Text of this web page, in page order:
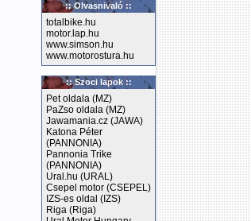
:: Olvasnivaló ::
totalbike.hu
motor.lap.hu
www.simson.hu
www.motorostura.hu
:: Szoci lapok ::
Pet oldala (MZ)
PaZso oldala (MZ)
Jawamania.cz (JAWA)
Katona Péter
(PANNONIA)
Pannonia Trike
(PANNONIA)
Ural.hu (URAL)
Csepel motor (CSEPEL)
IZS-es oldal (IZS)
Riga (Riga)